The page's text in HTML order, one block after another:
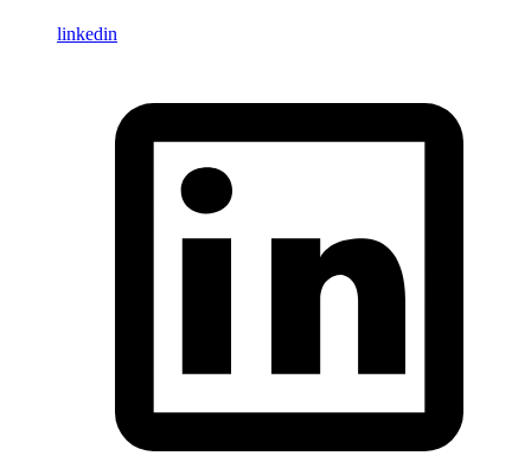
linkedin